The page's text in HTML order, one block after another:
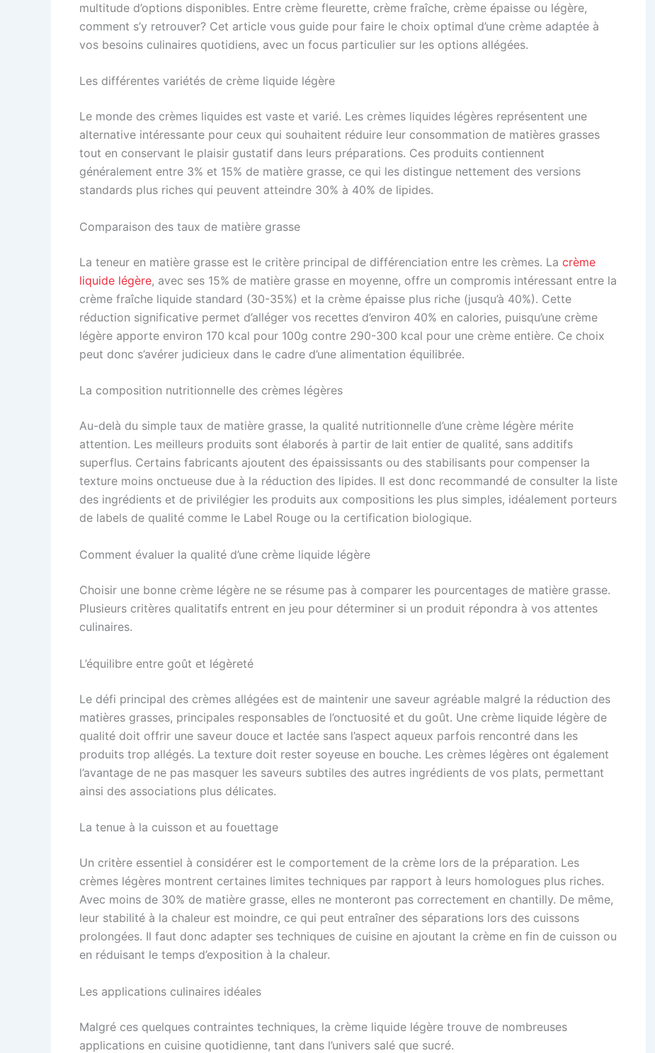
multitude d’options disponibles. Entre crème fleurette, crème fraîche, crème épaisse ou légère,
comment s’y retrouver? Cet article vous guide pour faire le choix optimal d’une crème adaptée à
vos besoins culinaires quotidiens, avec un focus particulier sur les options allégées.
Les différentes variétés de crème liquide légère
Le monde des crèmes liquides est vaste et varié. Les crèmes liquides légères représentent une
alternative intéressante pour ceux qui souhaitent réduire leur consommation de matières grasses
tout en conservant le plaisir gustatif dans leurs préparations. Ces produits contiennent
généralement entre 3% et 15% de matière grasse, ce qui les distingue nettement des versions
standards plus riches qui peuvent atteindre 30% à 40% de lipides.
Comparaison des taux de matière grasse
La teneur en matière grasse est le critère principal de différenciation entre les crèmes. La crème
liquide légère, avec ses 15% de matière grasse en moyenne, offre un compromis intéressant entre la
crème fraîche liquide standard (30-35%) et la crème épaisse plus riche (jusqu’à 40%). Cette
réduction significative permet d’alléger vos recettes d’environ 40% en calories, puisqu’une crème
légère apporte environ 170 kcal pour 100g contre 290-300 kcal pour une crème entière. Ce choix
peut donc s’avérer judicieux dans le cadre d’une alimentation équilibrée.
La composition nutritionnelle des crèmes légères
Au-delà du simple taux de matière grasse, la qualité nutritionnelle d’une crème légère mérite
attention. Les meilleurs produits sont élaborés à partir de lait entier de qualité, sans additifs
superflus. Certains fabricants ajoutent des épaississants ou des stabilisants pour compenser la
texture moins onctueuse due à la réduction des lipides. Il est donc recommandé de consulter la liste
des ingrédients et de privilégier les produits aux compositions les plus simples, idéalement porteurs
de labels de qualité comme le Label Rouge ou la certification biologique.
Comment évaluer la qualité d’une crème liquide légère
Choisir une bonne crème légère ne se résume pas à comparer les pourcentages de matière grasse.
Plusieurs critères qualitatifs entrent en jeu pour déterminer si un produit répondra à vos attentes
culinaires.
L’équilibre entre goût et légèreté
Le défi principal des crèmes allégées est de maintenir une saveur agréable malgré la réduction des
matières grasses, principales responsables de l’onctuosité et du goût. Une crème liquide légère de
qualité doit offrir une saveur douce et lactée sans l’aspect aqueux parfois rencontré dans les
produits trop allégés. La texture doit rester soyeuse en bouche. Les crèmes légères ont également
l’avantage de ne pas masquer les saveurs subtiles des autres ingrédients de vos plats, permettant
ainsi des associations plus délicates.
La tenue à la cuisson et au fouettage
Un critère essentiel à considérer est le comportement de la crème lors de la préparation. Les
crèmes légères montrent certaines limites techniques par rapport à leurs homologues plus riches.
Avec moins de 30% de matière grasse, elles ne monteront pas correctement en chantilly. De même,
leur stabilité à la chaleur est moindre, ce qui peut entraîner des séparations lors des cuissons
prolongées. Il faut donc adapter ses techniques de cuisine en ajoutant la crème en fin de cuisson ou
en réduisant le temps d’exposition à la chaleur.
Les applications culinaires idéales
Malgré ces quelques contraintes techniques, la crème liquide légère trouve de nombreuses
applications en cuisine quotidienne, tant dans l’univers salé que sucré.